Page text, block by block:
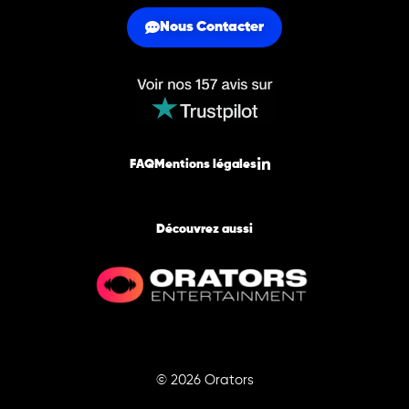
Nous Contacter
FAQ Mentions légales
Découvrez aussi
© 2026 Orators